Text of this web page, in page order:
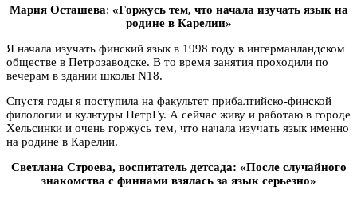
Мария Осташева: «Горжусь тем, что начала изучать язык на
родине в Карелии»
Я начала изучать финский язык в 1998 году в ингерманландском
обществе в Петрозаводске. В то время занятия проходили по
вечерам в здании школы N18.
Спустя годы я поступила на факультет прибалтийско-финской
филологии и культуры ПетрГу. А сейчас живу и работаю в городе
Хельсинки и очень горжусь тем, что начала изучать язык именно
на родине в Карелии.
Светлана Строева, воспитатель детсада: «После случайного
знакомства с финнами взялась за язык серьезно»